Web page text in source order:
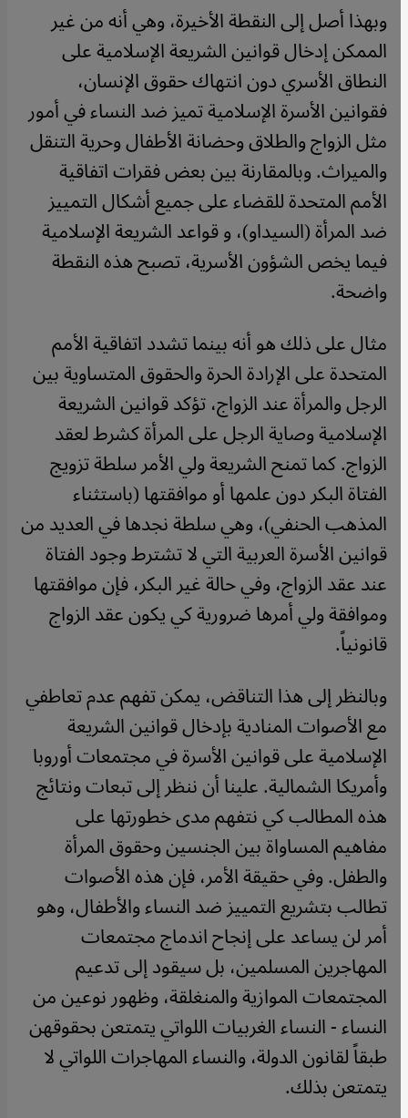
وبهذا أصل إلى النقطة الأخيرة، وهي أنه من غير
الممكن إدخال قوانين الشريعة الإسلامية على
النطاق الأسري دون انتهاك حقوق الإنسان،
فقوانين الأسرة الإسلامية تميز ضد النساء في أمور
مثل الزواج والطلاق وحضانة الأطفال وحرية التنقل
والميراث. وبالمقارنة بين بعض فقرات اتفاقية
الأمم المتحدة للقضاء على جميع أشكال التمييز
ضد المرأة (السيداو)، و قواعد الشريعة الإسلامية
فيما يخص الشؤون الأسرية، تصبح هذه النقطة
واضحة.
مثال على ذلك هو أنه بينما تشدد اتفاقية الأمم
المتحدة على الإرادة الحرة والحقوق المتساوية بين
الرجل والمرأة عند الزواج، تؤكد قوانين الشريعة
الإسلامية وصاية الرجل على المرأة كشرط لعقد
الزواج. كما تمنح الشريعة ولي الأمر سلطة تزويج
الفتاة البكر دون علمها أو موافقتها (باستثناء
المذهب الحنفي)، وهي سلطة نجدها في العديد من
قوانين الأسرة العربية التي لا تشترط وجود الفتاة
عند عقد الزواج، وفي حالة غير البكر، فإن موافقتها
وموافقة ولي أمرها ضرورية كي يكون عقد الزواج
قانونياً.
وبالنظر إلى هذا التناقض، يمكن تفهم عدم تعاطفي
مع الأصوات المنادية بإدخال قوانين الشريعة
الإسلامية على قوانين الأسرة في مجتمعات أوروبا
وأمريكا الشمالية. علينا أن ننظر إلى تبعات ونتائج
هذه المطالب كي نتفهم مدى خطورتها على
مفاهيم المساواة بين الجنسين وحقوق المرأة
والطفل. وفي حقيقة الأمر، فإن هذه الأصوات
تطالب بتشريع التمييز ضد النساء والأطفال، وهو
أمر لن يساعد على إنجاح اندماج مجتمعات
المهاجرين المسلمين، بل سيقود إلى تدعيم
المجتمعات الموازية والمنغلقة، وظهور نوعين من
النساء - النساء الغربيات اللواتي يتمتعن بحقوقهن
طبقاً لقانون الدولة، والنساء المهاجرات اللواتي لا
يتمتعن بذلك.